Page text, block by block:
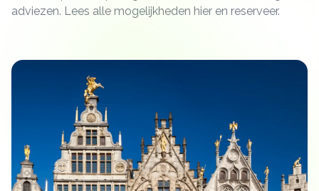
adviezen. Lees alle mogelijkheden hier en reserveer.